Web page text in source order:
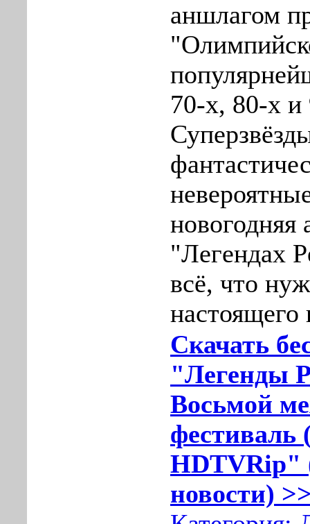
аншлагом
70-х, 80-х и
новогодняя
"Легендах
всё, что
настоящего
Скачать
"Легенды
Восьмой
фестиваль
HDTVRip"
новости)